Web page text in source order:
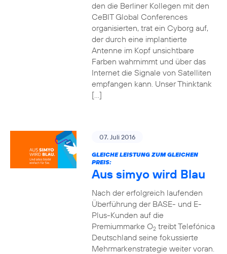
den die Berliner Kollegen mit den
CeBIT Global Conferences
organisierten, trat ein Cyborg auf,
der durch eine implantierte
Antenne im Kopf unsichtbare
Farben wahrnimmt und über das
Internet die Signale von Satelliten
empfangen kann. Unser Thinktank
[…]
07. Juli 2016
GLEICHE LEISTUNG ZUM GLEICHEN
PREIS:
Aus simyo wird Blau
Nach der erfolgreich laufenden
Überführung der BASE- und E-
Plus-Kunden auf die
Premiummarke O2treibt Telefónica
Deutschland seine fokussierte
Mehrmarkenstrategie weiter voran.